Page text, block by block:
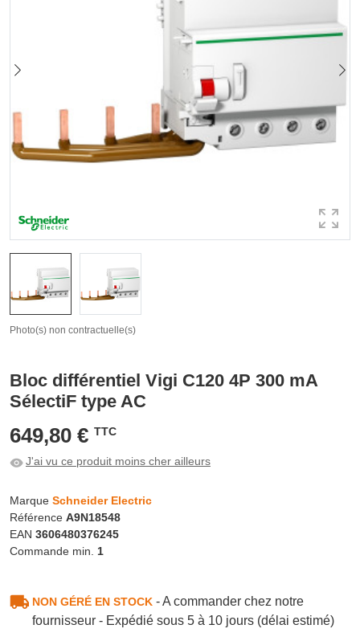
Photo(s) non contractuelle(s)
Bloc différentiel Vigi C120 4P 300 mA
SélectiF type AC
649,80 € TTC
J'ai vu ce produit moins cher ailleurs
Marque Schneider Electric
Référence A9N18548
EAN 3606480376245
Commande min. 1
NON GÉRÉ EN STOCK- A commander chez notre
fournisseur - Expédié sous 5 à 10 jours (délai estimé)